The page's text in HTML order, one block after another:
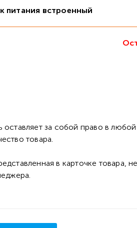
питания встроенный
оставляет за собой право в
товара.
в карточке товара,